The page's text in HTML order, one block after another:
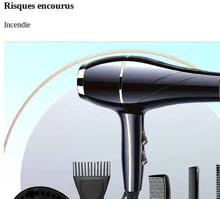
Risques encourus
Incendie